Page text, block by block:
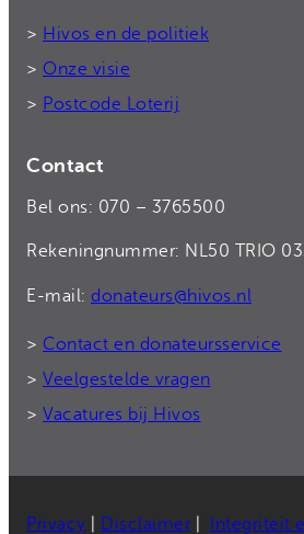
> Hivos en de politiek
> Onze visie
> Postcode Loterij
Contact
Bel ons: 070 – 3765500
Rekeningnummer: NL50 TRIO
E-mail: donateurs@hivos.nl
> Contact en donateursservice
> Veelgestelde vragen
> Vacatures bij Hivos
Privacy Disclaimer| Integriteit